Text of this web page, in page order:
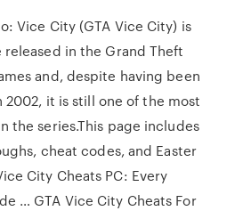
Vice City (GTA Vice City) is
in the Grand Theft
and, despite having been
2002, it is still one of the most
the series.This page includes
cheat codes, and Easter
City Cheats PC: Every
… GTA Vice City Cheats For